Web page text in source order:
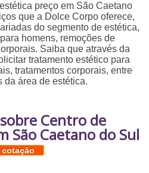
preço em São Caetano
que a Dolce Corpo oferece,
do segmento de estética,
homens, remoções de
Saiba que através da
tratamento estético para
tratamentos corporais, entre
da área de estética.
Centro de
São Caetano do Sul
cotação